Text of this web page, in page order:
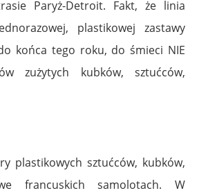
Paryż-Detroit. Fakt, że linia
plastikowej zastawy
końca tego roku, do śmieci NIE
zużytych kubków, sztućców,
plastikowych sztućców, kubków,
francuskich samolotach. W